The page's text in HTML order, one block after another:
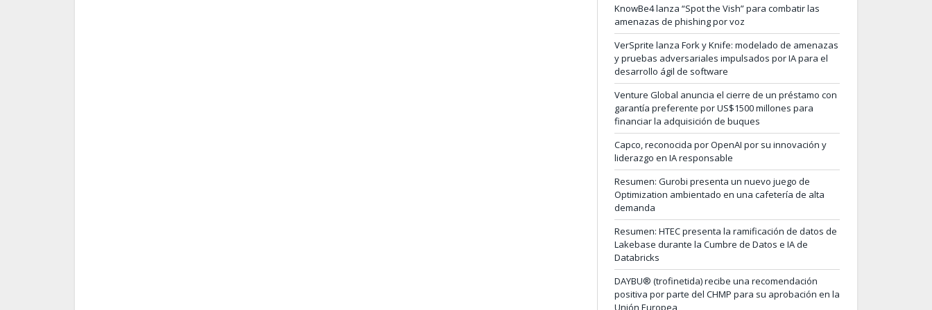
KnowBe4 lanza “Spot the Vish” para combatir las
amenazas de phishing por voz
VerSprite lanza Fork y Knife: modelado de amenazas
y pruebas adversariales impulsados por IA para el
desarrollo ágil de software
Venture Global anuncia el cierre de un préstamo con
garantía preferente por US$1500 millones para
financiar la adquisición de buques
Capco, reconocida por OpenAI por su innovación y
liderazgo en IA responsable
Resumen: Gurobi presenta un nuevo juego de
Optimization ambientado en una cafetería de alta
demanda
Resumen: HTEC presenta la ramificación de datos de
Lakebase durante la Cumbre de Datos e IA de
Databricks
DAYBU® (trofinetida) recibe una recomendación
positiva por parte del CHMP para su aprobación en la
Unión Europea